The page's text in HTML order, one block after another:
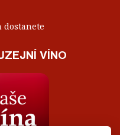
dostanete
VÍNO